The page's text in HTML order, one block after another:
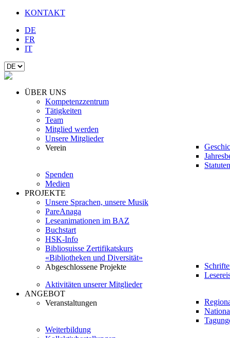
KONTAKT
DE
FR
IT
ÜBER UNS
Kompetenzzentrum
Tätigkeiten
Team
Mitglied werden
Unsere Mitglieder
Verein
Statuten
Spenden
Medien
PROJEKTE
Unsere Sprachen, unsere Musik
PareAnaga
Leseanimationen im BAZ
Buchstart
HSK-Info
Bibliosuisse Zertifikatskurs
«Bibliotheken und Diversität»
Abgeschlossene Projekte
Aktivitäten unserer Mitglieder
ANGEBOT
Veranstaltungen
Weiterbildung